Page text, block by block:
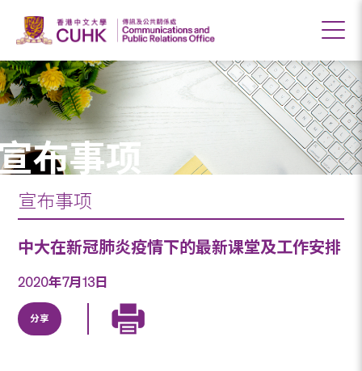
布事项
宣布事项
中大在新冠肺炎疫情下的最新课堂及工作安排
2020年7月13日
分享